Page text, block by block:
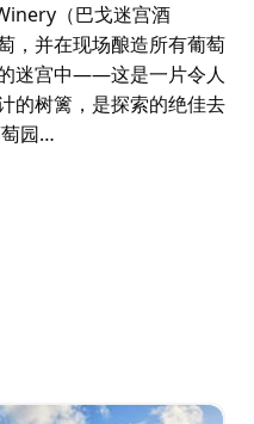
（巴戈迷宫酒
，并在现场酿造所有葡萄
迷宫中——这是一片令人
的树篱，是探索的绝佳去
园…
厂）。这是一家位于肯
，酿造出风格纯正、口